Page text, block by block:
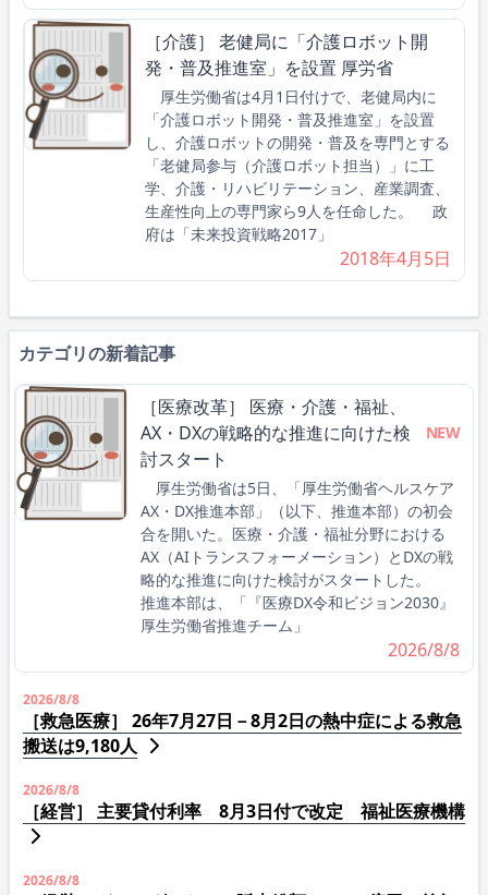
［介護］ 老健局に「介護ロボット開
発・普及推進室」を設置 厚労省
厚生労働省は4月1日付けで、老健局内に
「介護ロボット開発・普及推進室」を設置
し、介護ロボットの開発・普及を専門とする
「老健局参与（介護ロボット担当）」に工
学、介護・リハビリテーション、産業調査、
生産性向上の専門家ら9人を任命した。 政
府は「未来投資戦略2017」
2018年4月5日
カテゴリの新着記事
［医療改革］ 医療・介護・福祉、
AX・DXの戦略的な推進に向けた検
討スタート
NEW
厚生労働省は5日、「厚生労働省ヘルスケア
AX・DX推進本部」（以下、推進本部）の初会
合を開いた。医療・介護・福祉分野における
AX（AIトランスフォーメーション）とDXの戦
略的な推進に向けた検討がスタートした。
推進本部は、「『医療DX令和ビジョン2030』
厚生労働省推進チーム」
2026/8/8
2026/8/8
［救急医療］ 26年7月27日－8月2日の熱中症による救急
搬送は9,180人
2026/8/8
［経営］ 主要貸付利率 8月3日付で改定 福祉医療機構
2026/8/8